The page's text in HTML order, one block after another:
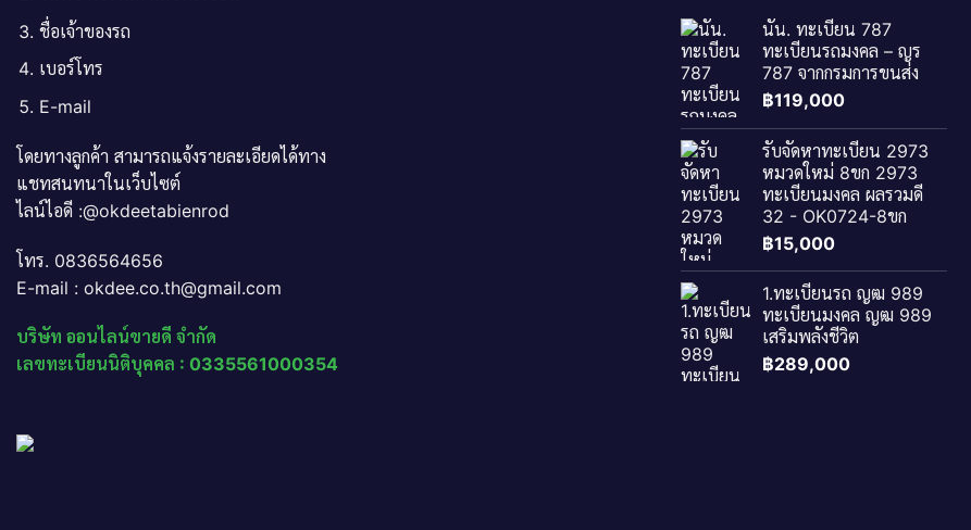
ชื่อเจ้าของรถ
เบอร์โทร
E-mail
โดยทางลูกค้า สามารถแจ้งรายละเอียดได้ทาง
แชทสนทนาในเว็บไซต์
ไลน์ไอดี :@okdeetabienrod
โทร. 0836564656
E-mail : okdee.co.th@gmail.com
บริษัท ออนไลน์ขายดี จำกัด
เลขทะเบียนนิติบุคคล : 0335561000354
นัน. ทะเบียน 787
ทะเบียนรถมงคล – ญร
787 จากกรมการขนส่ง
฿119,000
รับจัดหาทะเบียน 2973
หมวดใหม่ 8ขก 2973
ทะเบียนมงคล ผลรวมดี
32 - OK0724-8ขก
฿15,000
1.ทะเบียนรถ ญฒ 989
ทะเบียนมงคล ญฒ 989
เสริมพลังชีวิต
฿289,000